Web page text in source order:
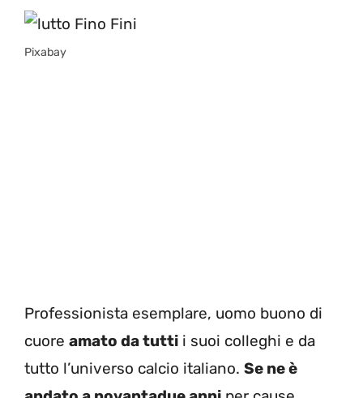
Pixabay
Professionista esemplare, uomo buono di
cuore amato da tutti i suoi colleghi e da
tutto l’universo calcio italiano. Se ne è